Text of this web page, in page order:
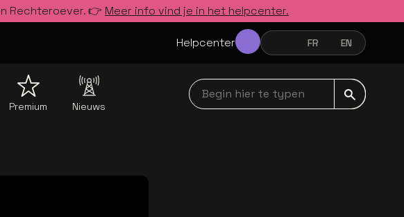
Rechteroever. 👉 Meer info vind je in het helpcenter.
Helpcenter NEDERLANDSFRANÇAIS
FR ENGLISH
EN
Premium Nieuws
Begin hier te typen navbar